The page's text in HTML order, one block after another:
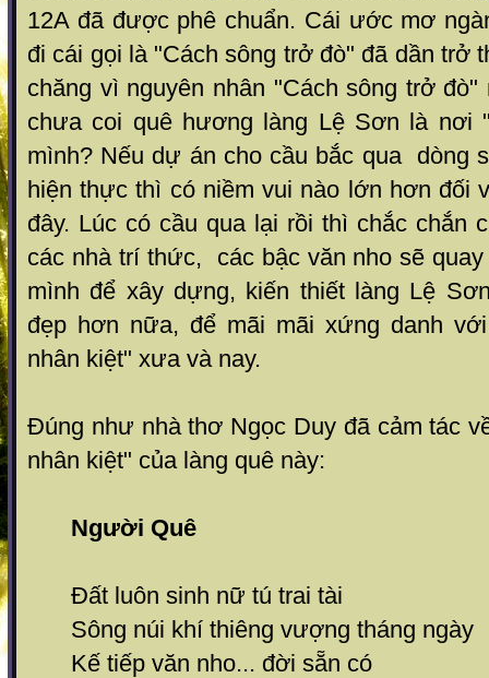
12A đã được phê chuẩn. Cái ước mơ
đi cái gọi là "Cách sông trở đò" đã dần trở
chăng vì nguyên nhân "Cách sông trở
chưa coi quê hương làng Lệ Sơn là nơi
mình? Nếu dự án cho cầu bắc qua dòng
hiện thực thì có niềm vui nào lớn hơn đối
đây. Lúc có cầu qua lại rồi thì chắc chắn
các nhà trí thức, các bậc văn nho sẽ
mình để xây dựng, kiến thiết làng Lệ
đẹp hơn nữa, để mãi mãi xứng danh
nhân kiệt" xưa và nay.
Đúng như nhà thơ Ngọc Duy đã cảm tác
nhân kiệt" của làng quê này:
Người Quê
Đất luôn sinh nữ tú trai tài
Sông núi khí thiêng vượng tháng ngày
Kế tiếp văn nho... đời sẵn có